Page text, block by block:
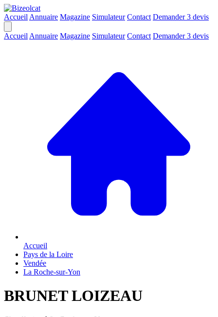
Accueil Annuaire Magazine Simulateur Contact Demander 3 devis
Accueil Annuaire Magazine Simulateur Contact Demander 3 devis
Accueil
Pays de la Loire
Vendée
La Roche-sur-Yon
BRUNET LOIZEAU